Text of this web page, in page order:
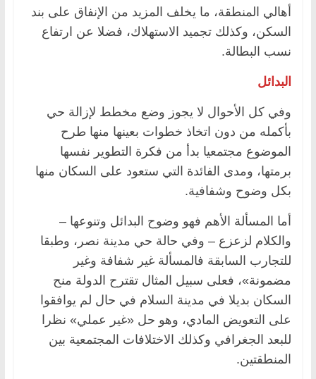
أهالي المنطقة، ما يخلف المزيد من الإنفاق على بند
السكن، وكذلك تجميد الاستهلاك، فضلا عن ارتفاع
نسب البطالة.
البدائل
وفي كل الأحوال لا يجوز وضع مخطط لإزالة حي
بأكمله من دون اتخاذ خطوات بعينها منها طرح
الموضوع مجتمعيا بدأ من فكرة التطوير نفسها
برمتها، ومدى الفائدة التي ستعود على السكان منها
بكل وضوح وشفافية.
أما المسألة الأهم فهو وضوح البدائل وتنوعها –
والكلام لزعزع – وفي حالة حي مدينة نصر، وطبقا
للتجارب السابقة فالمسألة غير شفافة وغير
مضمونة»، فعلى سبيل المثال تقترح الدولة منح
السكان بديلا في مدينة السلام في حال لم يوافقوا
على التعويض المادي، وهو حل «غير عملي» نظرا
للبعد الجغرافي وكذلك الاختلافات المجتمعية بين
المنطقتين.